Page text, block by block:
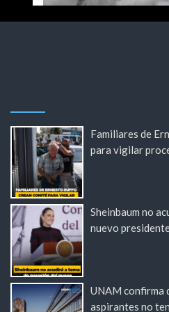
Familiares de
para vigilar
Sheinbaum no
nuevo
UNAM confirma
aspirantes no